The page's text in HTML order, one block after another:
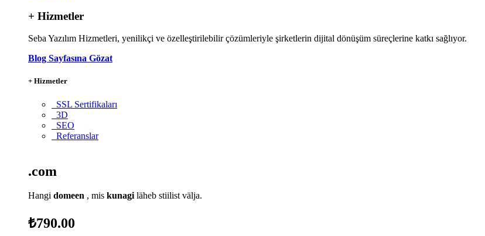
+ Hizmetler
Seba Yazılım Hizmetleri, yenilikçi ve özelleştirilebilir çözümleriyle şirketlerin dijital dönüşüm süreçlerine katkı sağlıyor.
Blog Sayfasına Gözat
+ Hizmetler
SSL Sertifikaları
3D
SEO
Referanslar
.com
Hangi domeen , mis kunagiläheb stiilist välja.
₺790.00